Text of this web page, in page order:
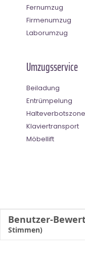
Fernumzug
Firmenumzug
Laborumzug
Umzugsservice
Beiladung
Entrümpelung
Halteverbotszone
Klaviertransport
Möbellift
Benutzer-
Stimmen)